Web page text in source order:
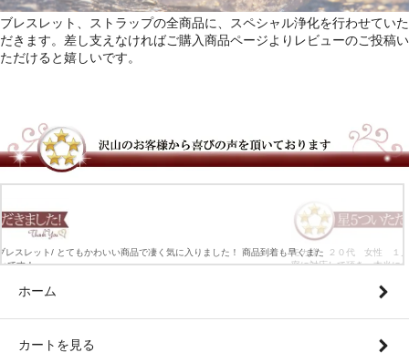
ブレスレット、ストラップの全商品に、スペシャル浄化を行わせていた
だきます。差し支えなければご購入商品ページよりレビューのご投稿い
ただけると嬉しいです。
モカ様 ２０代 女性 １月生まれバースデーブレスレット/ ings さん、この度は注文から発送ま
寧に対応して頂き、本当にありがとうございました!! 色々悩みに合わせて作ってもらったお陰で
のでそのときはまたingsさんでお願いしようと思います(*^^*)
くまた
ホーム
カートを見る